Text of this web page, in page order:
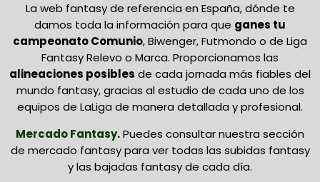
La web fantasy de referencia en España, dónde te
damos toda la información para que ganes tu
campeonato Comunio, Biwenger, Futmondo o de Liga
Fantasy Relevo o Marca. Proporcionamos las
alineaciones posibles de cada jornada más fiables del
mundo fantasy, gracias al estudio de cada uno de los
equipos de LaLiga de manera detallada y profesional.
Mercado Fantasy.Puedes consultar nuestra sección
de mercado fantasy para ver todas las subidas fantasy
y las bajadas fantasy de cada día.